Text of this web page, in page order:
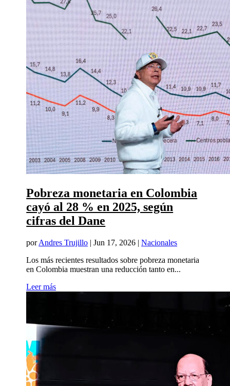
Pobreza monetaria en Colombia
cayó al 28 % en 2025, según
cifras del Dane
porAndres Trujillo |Jun 17, 2026 |Nacionales
Los más recientes resultados sobre pobreza monetaria
en Colombia muestran una reducción tanto en...
Leer más